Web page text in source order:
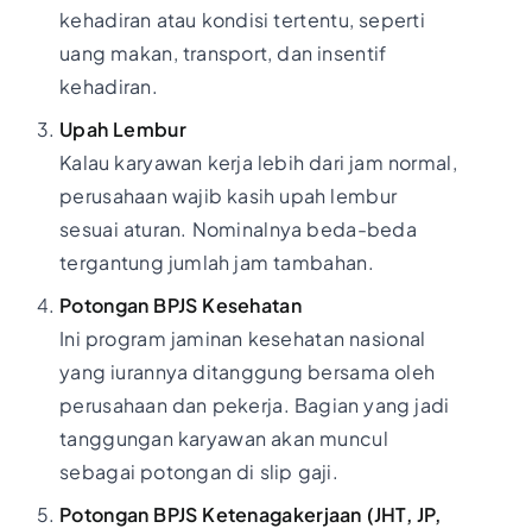
kehadiran atau kondisi tertentu, seperti
uang makan, transport, dan insentif
kehadiran.
Upah Lembur
Kalau karyawan kerja lebih dari jam normal,
perusahaan wajib kasih upah lembur
sesuai aturan. Nominalnya beda-beda
tergantung jumlah jam tambahan.
Potongan BPJS Kesehatan
Ini program jaminan kesehatan nasional
yang iurannya ditanggung bersama oleh
perusahaan dan pekerja. Bagian yang jadi
tanggungan karyawan akan muncul
sebagai potongan di slip gaji.
Potongan BPJS Ketenagakerjaan (JHT, JP,